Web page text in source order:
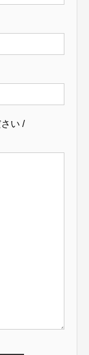
い /